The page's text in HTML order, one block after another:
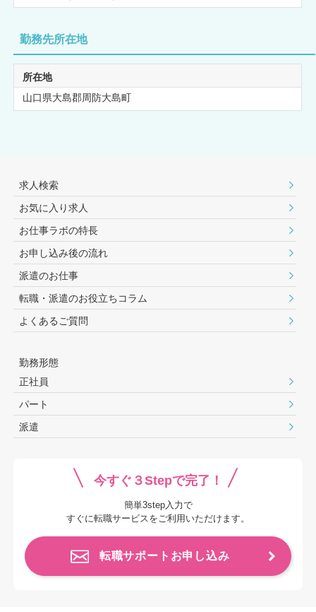
勤務先所在地
所在地
山口県大島郡周防大島町
求人検索
お気に入り求人
お仕事ラボの特長
お申し込み後の流れ
派遣のお仕事
転職・派遣のお役⽴ちコラム
よくあるご質問
勤務形態
正社員
パート
派遣
今すぐ３Stepで完了！
簡単3step入力で
すぐに転職サービスをご利用いただけます。
転職サポートお申し込み